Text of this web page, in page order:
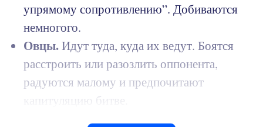
упрямому сопротивлению”. Добиваются
немногого.
Овцы.Идут туда, куда их ведут. Боятся
расстроить или разозлить оппонента,
радуются малому и предпочитают
капитуляцию битве.